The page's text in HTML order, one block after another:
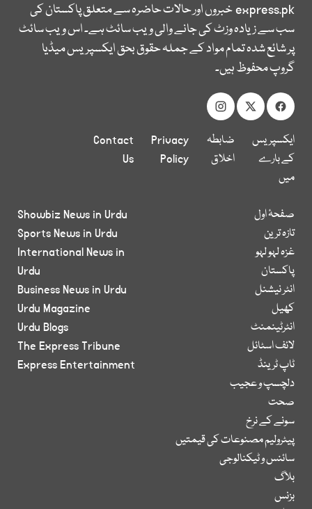
express.pkخبروں اور حالات حاضرہ سے متعلق پاکستان کی
سب سے زیادہ وزٹ کی جانے والی ویب سائٹ ہے۔ اس ویب سائٹ
پر شائع شدہ تمام مواد کے جملہ حقوق بحق ایکسپریس میڈیا
گروپ محفوظ ہیں۔
ایکسپریس
کے بارے
میں
ضابطہ
اخلاق
Privacy
Policy
Contact
Us
صفحۂ اول
تازہ ترین
غزہ لہو لہو
پاکستان
انٹر نیشنل
کھیل
انٹرٹینمنٹ
لائف اسٹائل
ٹاپ ٹرینڈ
دلچسپ و عجیب
صحت
سونے کے نرخ
پیٹرولیم مصنوعات کی قیمتیں
سائنس و ٹیکنالوجی
بلاگ
بزنس
Showbiz News in Urdu
Sports News in Urdu
International News in
Urdu
Business News in Urdu
Urdu Magazine
Urdu Blogs
The Express Tribune
Express Entertainment